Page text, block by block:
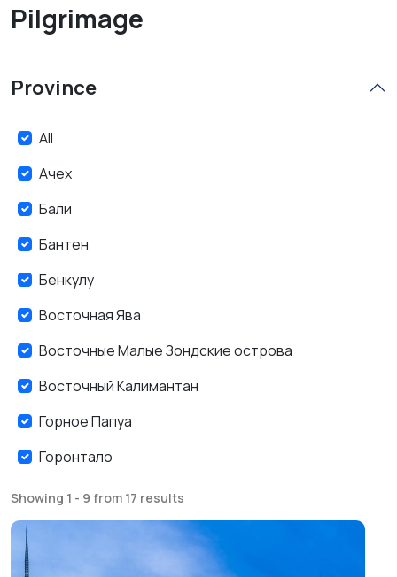
Pilgrimage
Province
All
Ачех
Бали
Бантен
Бенкулу
Восточная Ява
Восточные Малые Зондские острова
Восточный Калимантан
Горное Папуа
Горонтало
Джакарта
Showing 1 - 9 from 17 results